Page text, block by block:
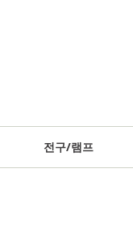
전구/램프